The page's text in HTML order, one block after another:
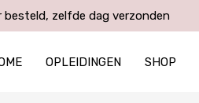
besteld, zelfde dag verzonden
OPLEIDINGEN SHOP